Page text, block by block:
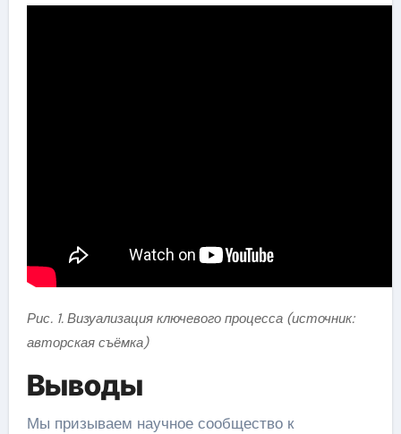
Рис. 1. Визуализация ключевого процесса (источник:
авторская съёмка)
Выводы
Мы призываем научное сообщество к